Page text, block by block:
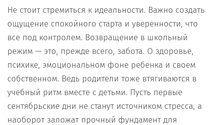
Не стоит стремиться к идеальности. Важно создать
ощущение спокойного старта и уверенности, что
все под контролем. Возвращение в школьный
режим — это, прежде всего, забота. О здоровье,
психике, эмоциональном фоне ребенка и своем
собственном. Ведь родители тоже втягиваются в
учебный ритм вместе с детьми. Пусть первые
сентябрьские дни не станут источником стресса, а
наоборот заложат прочный фундамент для